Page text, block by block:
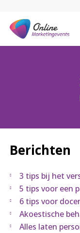
Berichten
3 tips bij het
5 tips voor een
6 tips voor
Akoestische
Alles laten